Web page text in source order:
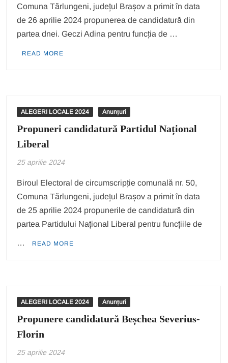
Comuna Tărlungeni, județul Brașov a primit în data
de 26 aprilie 2024 propunerea de candidatură din
partea dnei. Geczi Adina pentru funcția de …
READ MORE
ALEGERI LOCALE 2024 Anunțuri
Propuneri candidatură Partidul Național
Liberal
25 aprilie 2024
Biroul Electoral de circumscripție comunală nr. 50,
Comuna Tărlungeni, județul Brașov a primit în data
de 25 aprilie 2024 propunerile de candidatură din
partea Partidului Național Liberal pentru funcțiile de
… READ MORE
ALEGERI LOCALE 2024 Anunțuri
Propunere candidatură Beșchea Severius-
Florin
25 aprilie 2024